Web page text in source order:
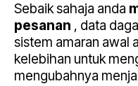
Sebaik sahaja anda
pesanan , data
sistem amaran awal
kelebihan untuk
mengubahnya